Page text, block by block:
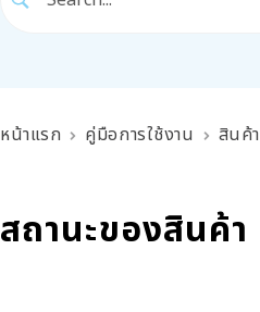
หน้าแรก คู่มือการใช้งาน สินค้า
สถานะของสินค้า